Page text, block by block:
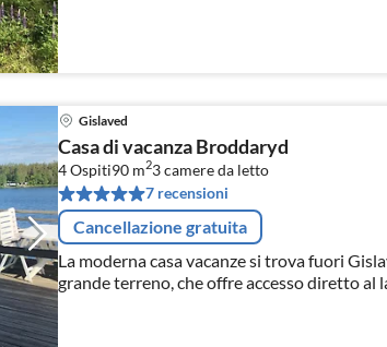
Gislaved
Casa di vacanza Broddaryd
4 Ospiti90 m23camere da letto
7 recensioni
Cancellazione gratuita
La moderna casa vacanze si trova fuori
grande terreno, che offre accesso diretto al